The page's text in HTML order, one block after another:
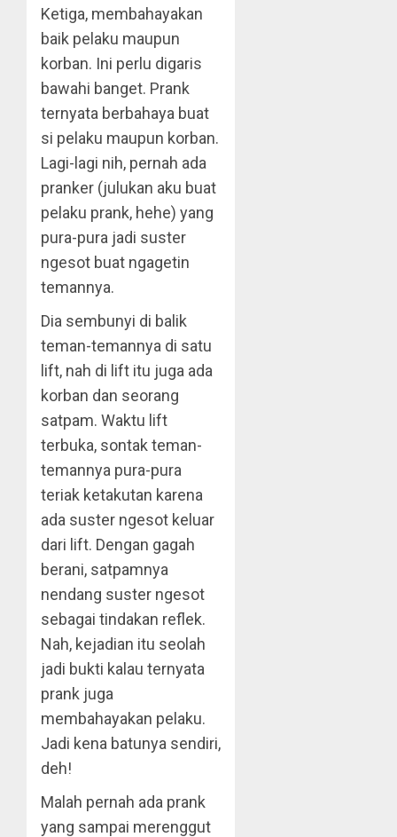
Ketiga, membahayakan
baik pelaku maupun
korban. Ini perlu digaris
bawahi banget. Prank
ternyata berbahaya buat
si pelaku maupun korban.
Lagi-lagi nih, pernah ada
pranker (julukan aku buat
pelaku prank, hehe) yang
pura-pura jadi suster
ngesot buat ngagetin
temannya.
Dia sembunyi di balik
teman-temannya di satu
lift, nah di lift itu juga ada
korban dan seorang
satpam. Waktu lift
terbuka, sontak teman-
temannya pura-pura
teriak ketakutan karena
ada suster ngesot keluar
dari lift. Dengan gagah
berani, satpamnya
nendang suster ngesot
sebagai tindakan reflek.
Nah, kejadian itu seolah
jadi bukti kalau ternyata
prank juga
membahayakan pelaku.
Jadi kena batunya sendiri,
deh!
Malah pernah ada prank
yang sampai merenggut